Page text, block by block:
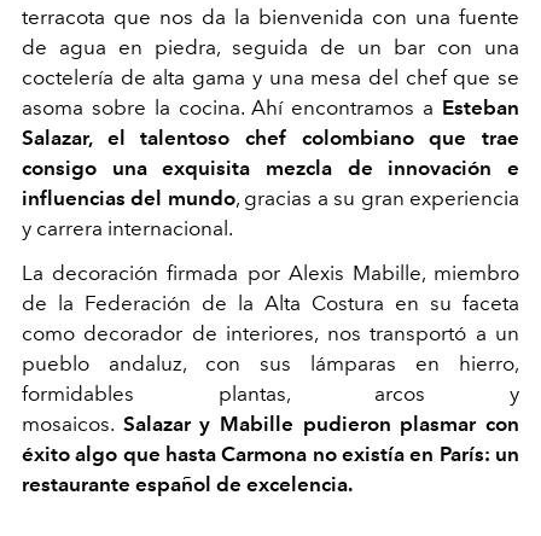
terracota que nos da la bienvenida con una fuente
de agua en piedra, seguida de un bar con una
coctelería de alta gama y una mesa del chef que se
asoma sobre la cocina. Ahí encontramos a Esteban
Salazar, el talentoso chef colombiano que trae
consigo una exquisita mezcla de innovación e
influencias del mundo, gracias a su gran experiencia
y carrera internacional.
La decoraciónfirmada por Alexis Mabille, miembro
de la Federación de la Alta Costura en su faceta
como decorador de interiores, nos transportó a un
pueblo andaluz, con sus lámparas en hierro,
formidables plantas, arcos y
mosaicos. Salazary Mabille pudieron plasmar con
éxito algo que hasta Carmona no existía en París: un
restaurante español de excelencia.